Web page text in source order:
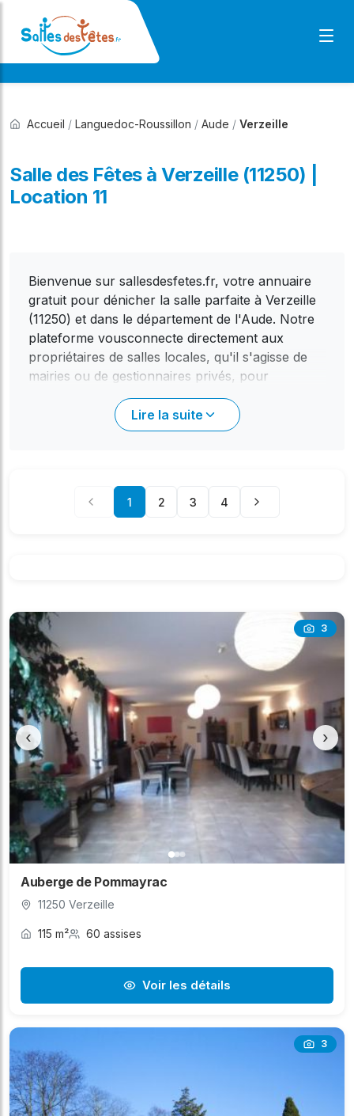
Accueil / Languedoc-Roussillon / Aude / Verzeille
Salle des Fêtes à Verzeille (11250) |
Location 11
Bienvenue sur sallesdesfetes.fr, votre annuaire
gratuit pour dénicher la salle parfaite à Verzeille
(11250) et dans le département de l'Aude. Notre
plateforme vousconnecte directement aux
propriétaires de salles locales, qu'il s'agisse de
mairies ou de gestionnaires privés, pour
l'organisation de tous vos événements festifs et
professionnels. À Verzeille , vous trouverez2
salles référencées, idéales pour des réceptions
mariages, anniversaires, baptêmes, réunions
familiales ou événements d'entreprise.
fois la salle idéale identifiée, vous avez deux
options pour engager la conversation : soit via le
formulaire de contact intégré sur la fiche salle,
soit en utilisant les coordonnées directes
(téléphone, email) du propriétaire. C'est le
propriétaire qui gère l'ensemble de la
réservation, répond à vos questions sur les
disponibilités et les tarifs, vous garantissant ainsi
une transparence et une réactivité optimales.
Faites confiance à sallesdesfetes.fr pour un
premier pas simple et efficace vers la location de
votre salle de rêve à Verzeille .
Lire la suite
1 2 3 4
3
‹ ›
Auberge de Pommayrac
11250 Verzeille
115 m² 60 assises
Voir les détails
3